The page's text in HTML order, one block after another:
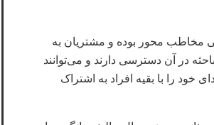
مخاطب محور بوده و مشتریان به
در آن دسترسی دارند و می‌توانند
خود را با بقیه افراد به اشتراک